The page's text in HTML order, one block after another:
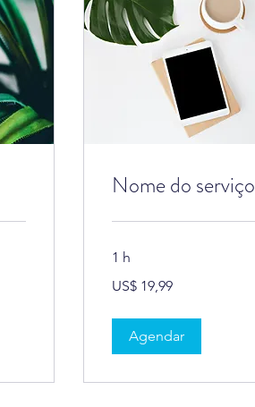
Nome do serviço
1 h
Dólares
US$ 19,99
Agendar